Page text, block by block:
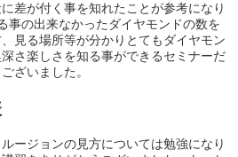
差が付く事を知れたことが参考になり
事の出来なかったダイヤモンドの数を
見る場所等が分かりとてもダイヤモン
さ楽しさを知る事ができるセミナーだ
ざいました。
ージョンの見方については勉強になり